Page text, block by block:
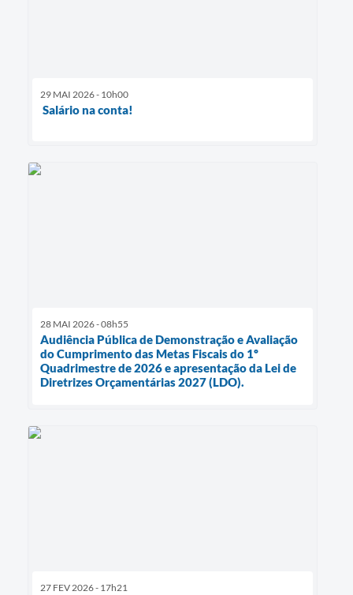
29 MAI 2026 - 10h00
Salário na conta!
28 MAI 2026 - 08h55
Audiência Pública de Demonstração e Avaliação
do Cumprimento das Metas Fiscais do 1º
Quadrimestre de 2026 e apresentação da Lei de
Diretrizes Orçamentárias 2027 (LDO).
27 FEV 2026 - 17h21